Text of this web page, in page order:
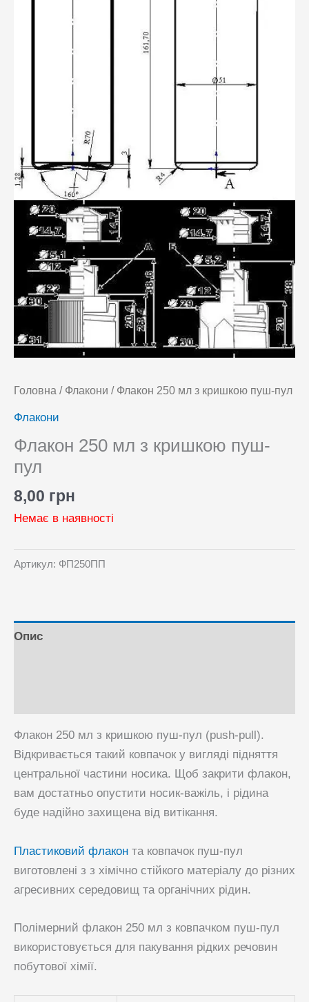
Головна / Флакони / Флакон 250 мл з кришкою пуш-пул
Флакони
Флакон 250 мл з кришкою пуш-
пул
8,00 грн
Немає в наявності
Артикул: ФП250ПП
Опис
Флакон 250 мл з кришкою пуш-пул (push-pull).
Відкривається такий ковпачок у вигляді підняття
центральної частини носика. Щоб закрити флакон,
вам достатньо опустити носик-важіль, і рідина
буде надійно захищена від витікання.
Пластиковий флакон та ковпачок пуш-пул
виготовлені ​​з з хімічно стійкого матеріалу до різних
агресивних середовищ та органічних рідин.
Полімерний флакон 250 мл з ковпачком пуш-пул
використовується для пакування рідких речовин
побутової хімії.